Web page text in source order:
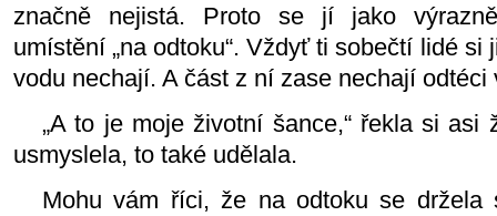
značně ne­jistá. Proto se jí jako
umístění „na odtoku“. Vždyť ti sobečtí lidé si
vodu nechají. A část z ní zase nechají odtéci
„A to je moje životní šance,“ řekla si asi
usmyslela, to také udělala.
Mohu vám říci, že na odtoku se držela